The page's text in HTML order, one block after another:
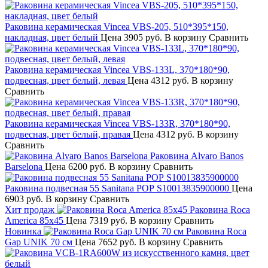
Раковина керамическая Vincea VBS-205, 510*395*150,
накладная, цвет белый Цена 3905 руб. В корзину Сравнить
Раковина керамическая Vincea VBS-133L, 370*180*90,
подвесная, цвет белый, левая Цена 4312 руб. В корзину
Сравнить
Раковина керамическая Vincea VBS-133R, 370*180*90,
подвесная, цвет белый, правая Цена 4312 руб. В корзину
Сравнить
Раковина Alvaro Banos
Barselona Цена 6200 руб. В корзину Сравнить
Раковина подвесная 55 Sanitana POP S10013835900000 Цена
6903 руб. В корзину Сравнить
Хит продаж
Раковина Roca
America 85х45 Цена 7319 руб. В корзину Сравнить
Новинка
Раковина Roca
Gap UNIK 70 см Цена 7652 руб. В корзину Сравнить